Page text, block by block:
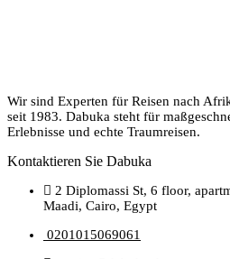
Wir sind Experten für Reisen nach
seit 1983. Dabuka steht für
Erlebnisse und echte Traumreisen.
Kontaktieren Sie Dabuka
2 Diplomassi St, 6 floor,
Maadi, Cairo, Egypt
0201015069061